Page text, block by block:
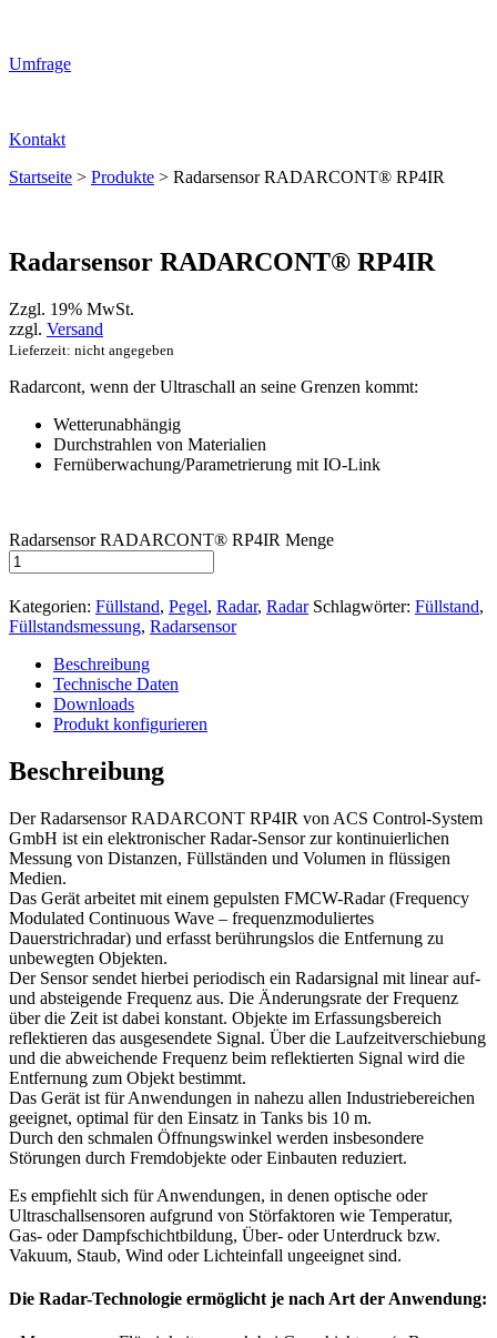
Umfrage
Kontakt
Startseite > Produkte > Radarsensor RADARCONT® RP4IR
Radarsensor RADARCONT® RP4IR
Zzgl. 19% MwSt.
zzgl. Versand
Lieferzeit: nicht angegeben
Radarcont, wenn der Ultraschall an seine Grenzen kommt:
Wetterunabhängig
Durchstrahlen von Materialien
Fernüberwachung/Parametrierung mit IO-Link
Radarsensor RADARCONT® RP4IR Menge
Kategorien: Füllstand, Pegel, Radar, Radar Schlagwörter: Füllstand,
Füllstandsmessung, Radarsensor
Beschreibung
Technische Daten
Downloads
Produkt konfigurieren
Beschreibung
Der Radarsensor RADARCONT RP4IR von ACS Control-System
GmbH ist ein elektronischer Radar-Sensor zur kontinuierlichen
Messung von Distanzen, Füllständen und Volumen in flüssigen
Medien.
Das Gerät arbeitet mit einem gepulsten FMCW-Radar (Frequency
Modulated Continuous Wave – frequenzmoduliertes
Dauerstrichradar) und erfasst berührungslos die Entfernung zu
unbewegten Objekten.
Der Sensor sendet hierbei periodisch ein Radarsignal mit linear auf-
und absteigende Frequenz aus. Die Änderungsrate der Frequenz
über die Zeit ist dabei konstant. Objekte im Erfassungsbereich
reflektieren das ausgesendete Signal. Über die Laufzeitverschiebung
und die abweichende Frequenz beim reflektierten Signal wird die
Entfernung zum Objekt bestimmt.
Das Gerät ist für Anwendungen in nahezu allen Industriebereichen
geeignet, optimal für den Einsatz in Tanks bis 10 m.
Durch den schmalen Öffnungswinkel werden insbesondere
Störungen durch Fremdobjekte oder Einbauten reduziert.
Es empfiehlt sich für Anwendungen, in denen optische oder
Ultraschallsensoren aufgrund von Störfaktoren wie Temperatur,
Gas- oder Dampfschichtbildung, Über- oder Unterdruck bzw.
Vakuum, Staub, Wind oder Lichteinfall ungeeignet sind.
Die Radar-Technologie ermöglicht je nach Art der Anwendung: